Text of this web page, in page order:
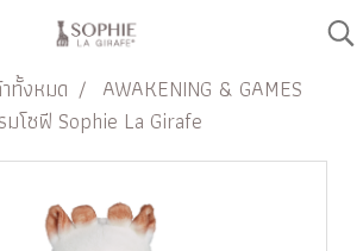
ทั้งหมด
AWAKENING & GAMES
โซฟี Sophie La Girafe